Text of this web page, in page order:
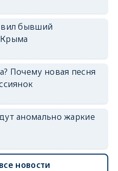
бывший
Почему новая песня
аномально жаркие
новости